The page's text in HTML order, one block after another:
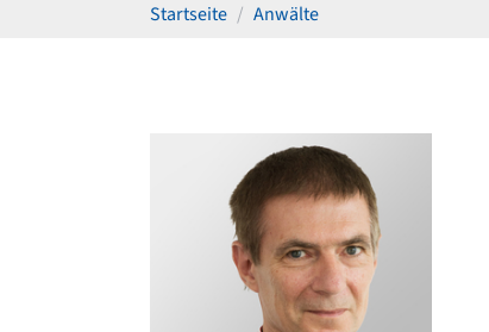
Startseite Anwälte